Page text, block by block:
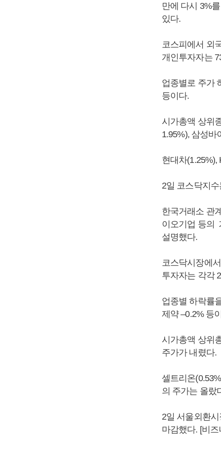
만에 다시 3%
있다.
코스피에서 외
개인투자자는
업종별로 주가
등이다.
시가총액 상위
1.95%), 삼성바
현대차
2일 코스닥지
한국거래소 관
이오기업 등의
설명했다.
코스닥시장에
투자자는 각각
업종별 하락률
제약 –0.2% 등
시가총액 상위
주가가 내렸다.
셀트리온
의 주가는 올랐
2일 서울외환
마감했다. [비